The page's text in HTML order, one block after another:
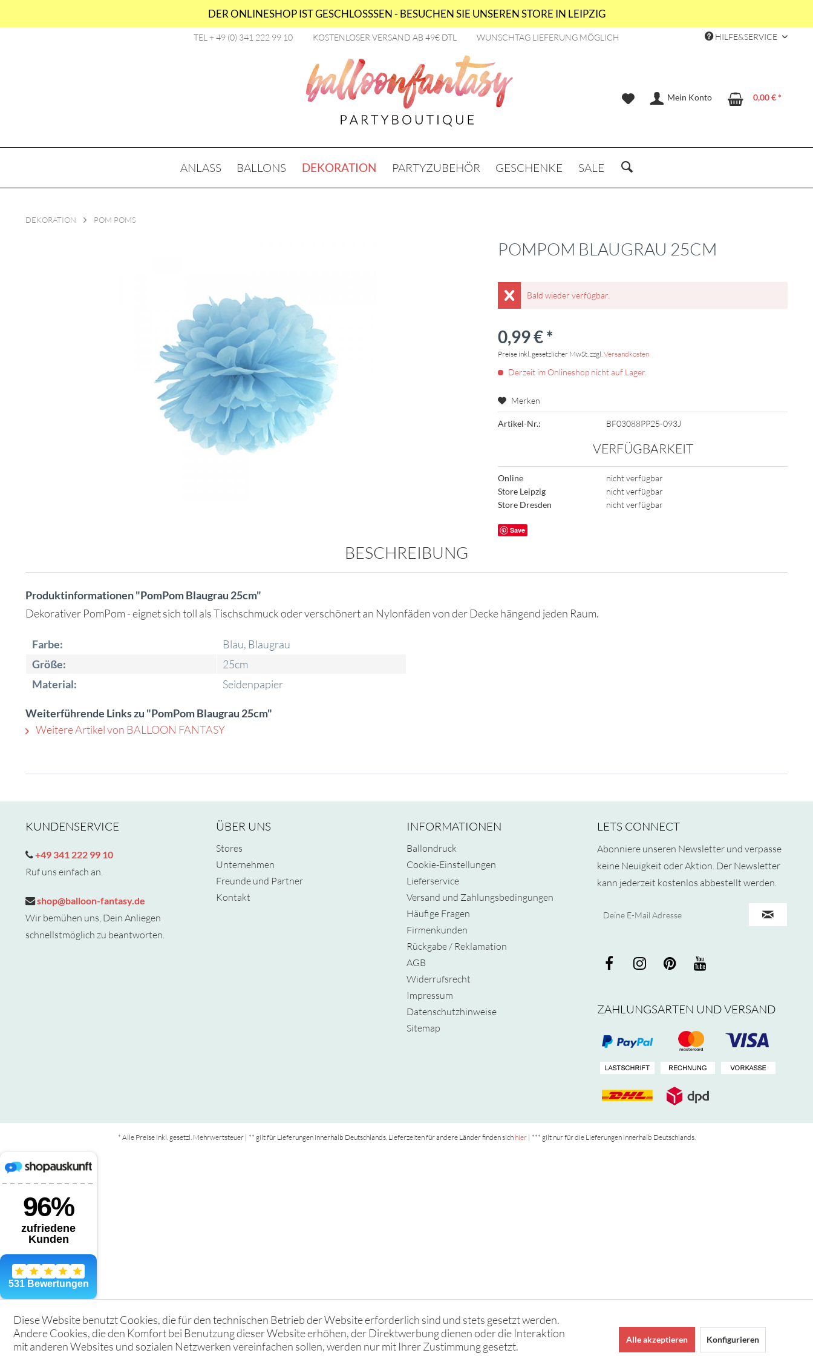
DER ONLINESHOP IST GESCHLOSSSEN - BESUCHEN SIE UNSEREN STORE IN LEIPZIG
TEL + 49 (0) 341 222 99 10 KOSTENLOSER VERSAND AB 49€ DTL WUNSCHTAG LIEFERUNG MÖGLICH HILFE&SERVICE
Mein Konto 0,00 € *
ANLASS BALLONS DEKORATION PARTYZUBEHÖR GESCHENKE SALE
DEKORATION POM POMS
POMPOM BLAUGRAU 25CM
Bald wieder verfügbar.
0,99 € *
Preise inkl. gesetzlicher MwSt. zzgl.Versandkosten
Derzeit im Onlineshop nicht auf Lager.
Merken
Artikel-Nr.: BF03088PP25-093J
VERFÜGBARKEIT
Online
nicht verfügbar
Store Leipzig
nicht verfügbar
Store Dresden
nicht verfügbar
Save
BESCHREIBUNG
Produktinformationen "PomPom Blaugrau 25cm"
Dekorativer PomPom - eignet sich toll als Tischschmuck oder verschönert an Nylonfäden von der Decke hängend jeden Raum.
Farbe:
Blau, Blaugrau
Größe:
25cm
Material:
Seidenpapier
Weiterführende Links zu "PomPom Blaugrau 25cm"
Weitere Artikel von BALLOON FANTASY
KUNDENSERVICE
+49 341 222 99 10
Ruf uns einfach an.
shop@balloon-fantasy.de
Wir bemühen uns, Dein Anliegen
schnellstmöglich zu beantworten.
ÜBER UNS
Stores
Unternehmen
Freunde und Partner
Kontakt
INFORMATIONEN
Ballondruck
Cookie-Einstellungen
Lieferservice
Versand und Zahlungsbedingungen
Häufige Fragen
Firmenkunden
Rückgabe / Reklamation
AGB
Widerrufsrecht
Impressum
Datenschutzhinweise
Sitemap
LETS CONNECT
Abonniere unseren Newsletter und verpasse
keine Neuigkeit oder Aktion. Der Newsletter
kann jederzeit kostenlos abbestellt werden.
ZAHLUNGSARTEN UND VERSAND
* Alle Preise inkl. gesetzl. Mehrwertsteuer | ** gilt für Lieferungen innerhalb Deutschlands, Lieferzeiten für andere Länder finden sich hier| *** gilt nur für die Lieferungen innerhalb Deutschlands.
Diese Website benutzt Cookies, die für den technischen Betrieb der Website erforderlich sind und stets gesetzt werden.
Andere Cookies, die den Komfort bei Benutzung dieser Website erhöhen, der Direktwerbung dienen oder die Interaktion
mit anderen Websites und sozialen Netzwerken vereinfachen sollen, werden nur mit Ihrer Zustimmung gesetzt.
Alle akzeptieren Konfigurieren